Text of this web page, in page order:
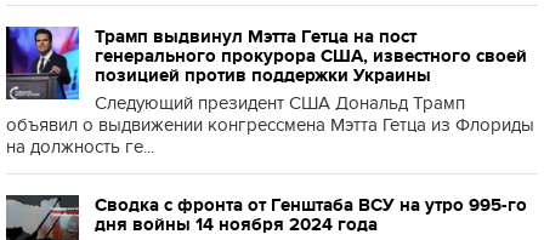
Трамп выдвинул Мэтта Гетца на пост
генерального прокурора США, известного своей
позицией против поддержки Украины
Следующий президент США Дональд Трамп
объявил о выдвижении конгрессмена Мэтта Гетца из Флориды
на должность ге...
Сводка с фронта от Генштаба ВСУ на утро 995-го
дня войны 14 ноября 2024 года